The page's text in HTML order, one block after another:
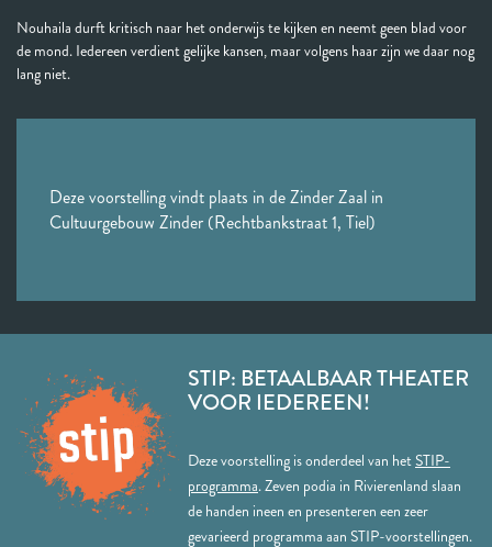
Nouhaila durft kritisch naar het onderwijs te kijken en neemt geen blad voor
de mond. Iedereen verdient gelijke kansen, maar volgens haar zijn we daar nog
lang niet.
Deze voorstelling vindt plaats in de Zinder Zaal in
Cultuurgebouw Zinder (Rechtbankstraat 1, Tiel)
STIP: BETAALBAAR THEATER
VOOR IEDEREEN!
Deze voorstelling is onderdeel van hetSTIP-
programma. Zeven podia in Rivierenland slaan
de handen ineen en presenteren een zeer
gevarieerd programma aan STIP-voorstellingen.